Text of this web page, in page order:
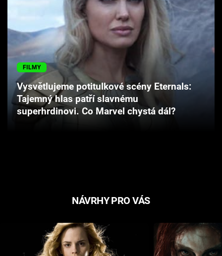
Seriály
Hry
Cool Esport
Pořady
FILMY
Vysvětlujeme potitulkové scény Eternals:
Tajemný hlas patří slavnému
superhrdinovi. Co Marvel chystá dál?
NÁVRHY PRO VÁS